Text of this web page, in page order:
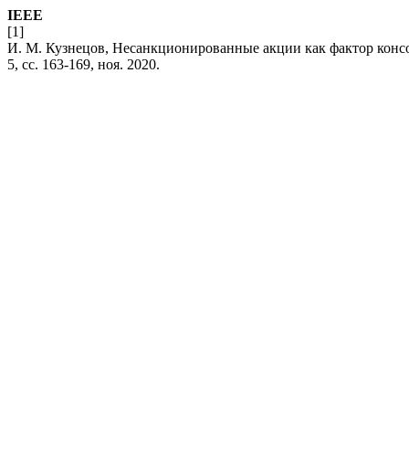
IEEE
[1]
И. М. Кузнецов, Несанкционированные акции как фактор
5, сс. 163-169, ноя. 2020.